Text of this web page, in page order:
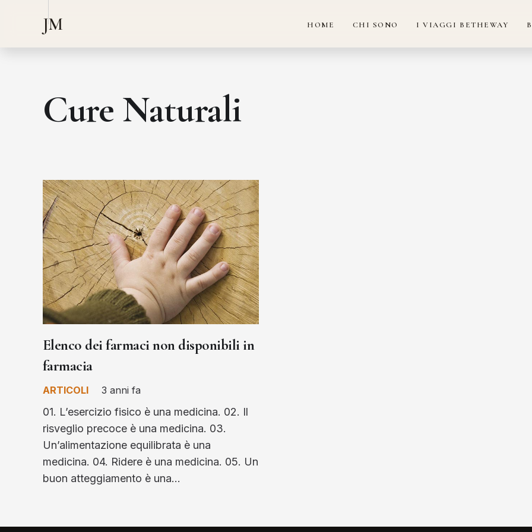
JM HOME CHI SONO I VIAGGI BETHEWAY
Cure Naturali
Elenco dei farmaci non disponibili in
farmacia
ARTICOLI 3 anni fa
01. L’esercizio fisico è una medicina. 02. Il
risveglio precoce è una medicina. 03.
Un’alimentazione equilibrata è una
medicina. 04. Ridere è una medicina. 05. Un
buon atteggiamento è una…